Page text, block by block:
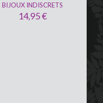
BIJOUX INDISCRETS
14,95€